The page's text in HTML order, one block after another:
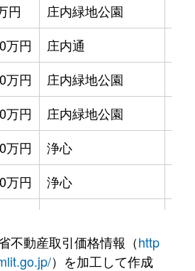
円 庄内緑地公園
万円 庄内通
万円 庄内緑地公園
万円 庄内緑地公園
万円 浄心
万円 浄心
万円 浅間町
不動産取引価格情報（http
）を加工して作成